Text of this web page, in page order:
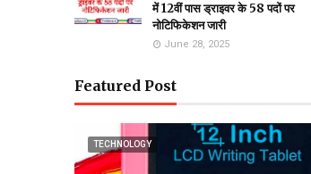
में 12वीं पास ड्राइवर के 58 पदों पर
नोटिफिकेशन जारी
June 28, 2025
Featured Post
TECHNOLOGY